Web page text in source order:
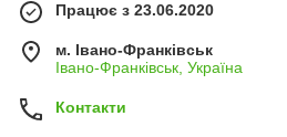
Працює з 23.06.2020
м. Івано-Франківськ
Івано-Франківськ, Україна
Контакти